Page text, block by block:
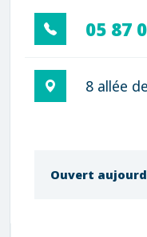
05 87
8 allée
Ouvert